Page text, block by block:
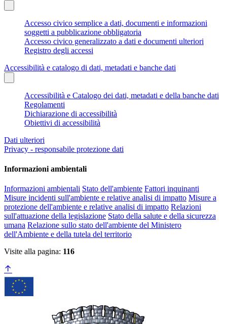
Accesso civico semplice a dati, documenti e informazioni
soggetti a pubblicazione obbligatoria
Accesso civico generalizzato a dati e documenti ulteriori
Registro degli accessi
Accessibilità e catalogo di dati, metadati e banche dati
Accessibilità e Catalogo dei dati, metadati e della banche dati
Regolamenti
Dichiarazione di accessibilità
Obiettivi di accessibilità
Dati ulteriori
Privacy - responsabile protezione dati
Informazioni ambientali
Informazioni ambientali Stato dell'ambiente Fattori inquinanti
Misure incidenti sull'ambiente e relative analisi di impatto Misure a
protezione dell'ambiente e relative analisi di impatto Relazioni
sull'attuazione della legislazione Stato della salute e della sicurezza
umana Relazione sullo stato dell'ambiente del Ministero
dell'Ambiente e della tutela del territorio
Visite alla pagina: 116